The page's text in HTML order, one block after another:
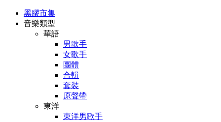
黑膠市集
音樂類型
華語
男歌手
女歌手
團體
合輯
套裝
原聲帶
東洋
東洋男歌手